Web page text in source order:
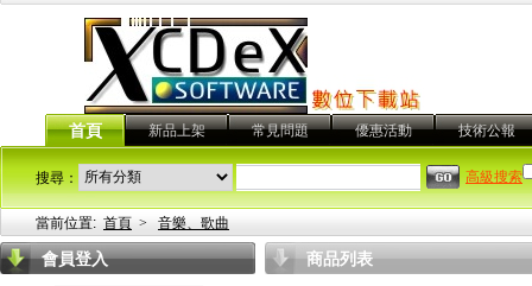
首頁 新品上架 常見問題 優惠活動 技術公報
搜尋： 高級搜索
當前位置: 首頁 > 音樂、歌曲
會員登入 商品列表